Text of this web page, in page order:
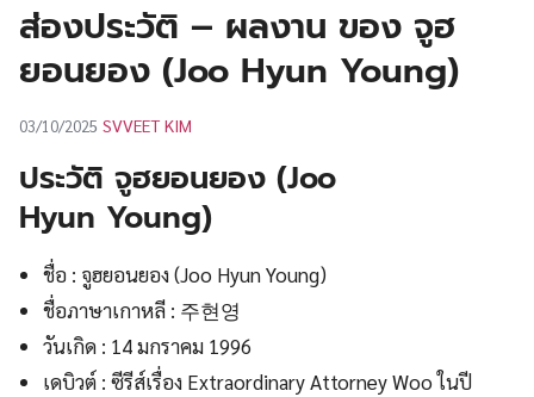
ส่องประวัติ – ผลงาน ของ จูฮ
ยอนยอง (Joo Hyun Young)
03/10/2025 SVVEET KIM
ประวัติ จูฮยอนยอง (Joo
Hyun Young)
ชื่อ : จูฮยอนยอง (Joo Hyun Young)
ชื่อภาษาเกาหลี : 주현영
วันเกิด : 14 มกราคม 1996
เดบิวต์ : ซีรีส์เรื่อง Extraordinary Attorney Woo ในปี